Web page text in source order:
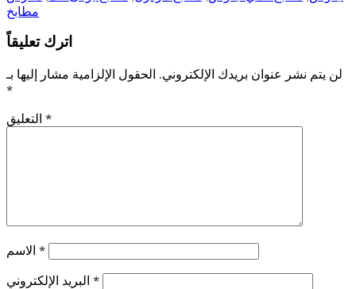
مطابخ
اترك تعليقاً
لن يتم نشر عنوان بريدك الإلكتروني. الحقول الإلزامية مشار إليها بـ
*
*
*
*